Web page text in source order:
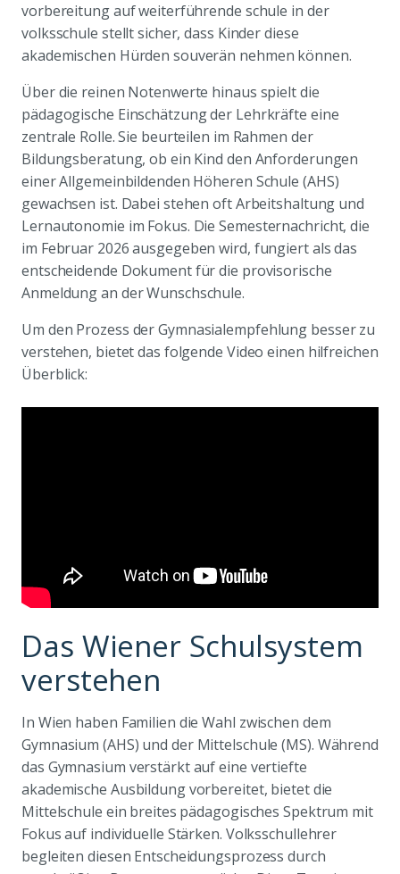
vorbereitung auf weiterführende schule in der
volksschule stellt sicher, dass Kinder diese
akademischen Hürden souverän nehmen können.
Über die reinen Notenwerte hinaus spielt die
pädagogische Einschätzung der Lehrkräfte eine
zentrale Rolle. Sie beurteilen im Rahmen der
Bildungsberatung, ob ein Kind den Anforderungen
einer Allgemeinbildenden Höheren Schule (AHS)
gewachsen ist. Dabei stehen oft Arbeitshaltung und
Lernautonomie im Fokus. Die Semesternachricht, die
im Februar 2026 ausgegeben wird, fungiert als das
entscheidende Dokument für die provisorische
Anmeldung an der Wunschschule.
Um den Prozess der Gymnasialempfehlung besser zu
verstehen, bietet das folgende Video einen hilfreichen
Überblick:
Das Wiener Schulsystem
verstehen
In Wien haben Familien die Wahl zwischen dem
Gymnasium (AHS) und der Mittelschule (MS). Während
das Gymnasium verstärkt auf eine vertiefte
akademische Ausbildung vorbereitet, bietet die
Mittelschule ein breites pädagogisches Spektrum mit
Fokus auf individuelle Stärken. Volksschullehrer
begleiten diesen Entscheidungsprozess durch